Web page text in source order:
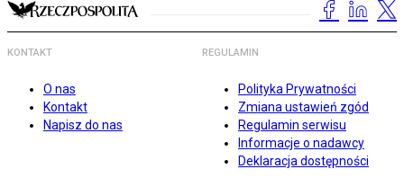
KONTAKT
O nas
Kontakt
Napisz do nas
REGULAMIN
Polityka Prywatności
Zmiana ustawień zgód
Regulamin serwisu
Informacje o nadawcy
Deklaracja dostępności